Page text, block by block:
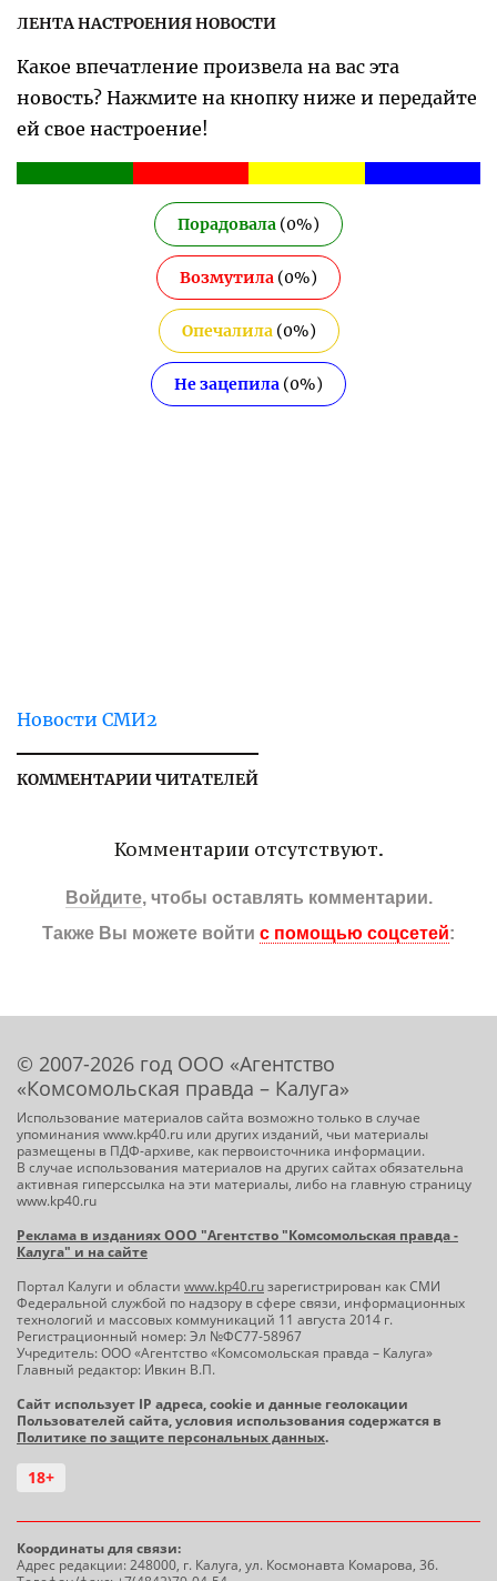
ЛЕНТА НАСТРОЕНИЯ НОВОСТИ
Какое впечатление произвела на вас эта
новость? Нажмите на кнопку ниже и передайте
ей свое настроение!
Порадовала (0%)
Возмутила (0%)
Опечалила (0%)
Не зацепила (0%)
Новости СМИ2
КОММЕНТАРИИ ЧИТАТЕЛЕЙ
Комментарии отсутствуют.
Войдите, чтобы оставлять комментарии.
Также Вы можете войти с помощью соцсетей:
© 2007-2026 год ООО «Агентство
«Комсомольская правда – Калуга»
Использование материалов сайта возможно только в случае
упоминания www.kp40.ru или других изданий, чьи материалы
размещены в ПДФ-архиве, как первоисточника информации.
В случае использования материалов на других сайтах обязательна
активная гиперссылка на эти материалы, либо на главную страницу
www.kp40.ru
Реклама в изданиях ООО "Агентство "Комсомольская правда -
Калуга" и на сайте
Портал Калуги и области www.kp40.ruзарегистрирован как СМИ
Федеральной службой по надзору в сфере связи, информационных
технологий и массовых коммуникаций 11 августа 2014 г.
Регистрационный номер: Эл №ФС77-58967
Учредитель: ООО «Агентство «Комсомольская правда – Калуга»
Главный редактор: Ивкин В.П.
Сайт использует IP адреса, cookie и данные геолокации
Пользователей сайта, условия использования содержатся в
Политике по защите персональных данных.
18+
Координаты для связи:
Адрес редакции: 248000, г. Калуга, ул. Космонавта Комарова, 36.